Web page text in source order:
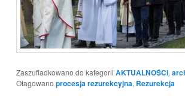
Zaszufladkowano do kategorii AKTUALNOŚCI,
Otagowano procesja rezurekcyjna, Rezurekcja